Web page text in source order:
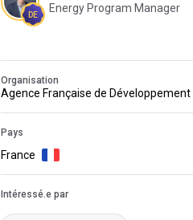
DE Energy Program Manager
Organisation
Agence Française de Développement
Pays
France
Intéressé.e par